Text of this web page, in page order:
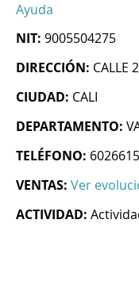
Ayuda
NIT: 9005504275
DIRECCIÓN: CALLE
CIUDAD: CALI
DEPARTAMENTO:
TELÉFONO:
VENTAS: Ver
ACTIVIDAD: